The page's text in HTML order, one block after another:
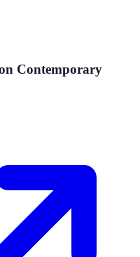
Contemporary